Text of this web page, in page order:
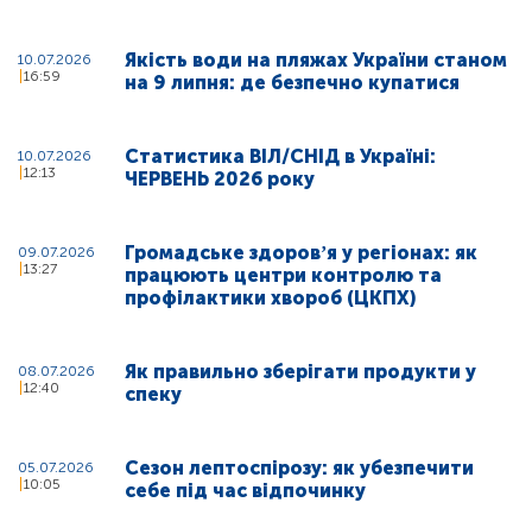
10.07.2026
16:59
Якість води на пляжах України станом
на 9 липня: де безпечно купатися
10.07.2026
12:13
Статистика ВІЛ/СНІД в Україні:
ЧЕРВЕНЬ 2026 року
09.07.2026
13:27
Громадське здоровʼя у регіонах: як
працюють центри контролю та
профілактики хвороб (ЦКПХ)
08.07.2026
12:40
Як правильно зберігати продукти у
спеку
05.07.2026
10:05
Сезон лептоспірозу: як убезпечити
себе під час відпочинку